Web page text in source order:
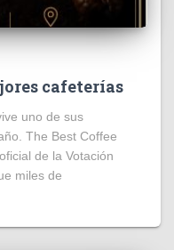
cafeterías
uno de sus
The Best Coffee
de la Votación
miles de